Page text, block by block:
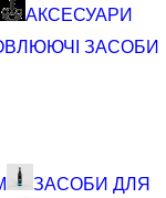
АКСЕСУАРИ
ЗАСОБИ
ЗАСОБИ ДЛЯ